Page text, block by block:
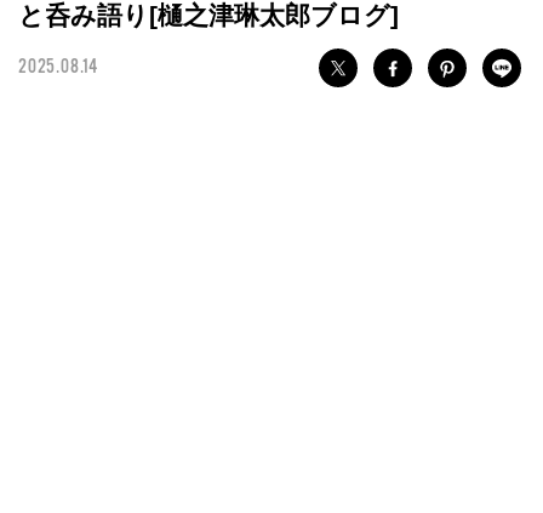
と呑み語り[樋之津琳太郎ブログ]
2025.08.14